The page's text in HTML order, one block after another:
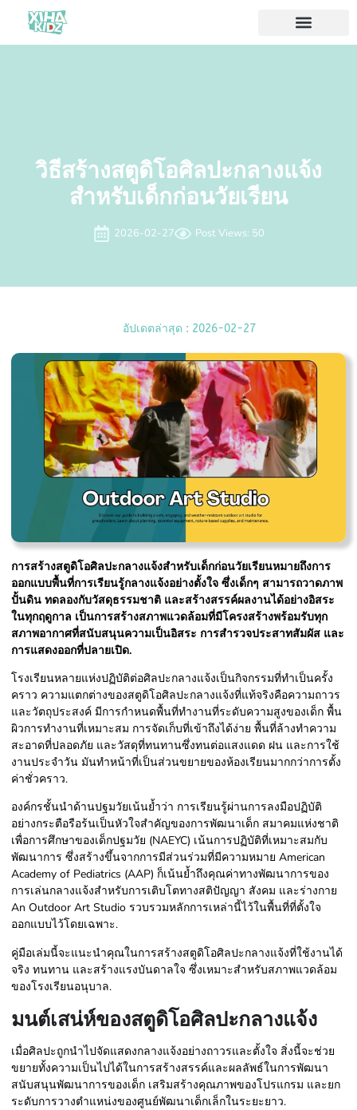
วิธีสร้างสตูดิโอศิลปะกลางแจ้ง
สำหรับเด็กก่อนวัยเรียน
2026-02-27 Post Views: 50
อัปเดตล่าสุด : 2026-02-27
การสร้างสตูดิโอศิลปะกลางแจ้งสำหรับเด็กก่อนวัยเรียนหมายถึงการ
ออกแบบพื้นที่การเรียนรู้กลางแจ้งอย่างตั้งใจ ซึ่งเด็กๆ สามารถวาดภาพ
ปั้นดิน ทดลองกับวัสดุธรรมชาติ และสร้างสรรค์ผลงานได้อย่างอิสระ
ในทุกฤดูกาล เป็นการสร้างสภาพแวดล้อมที่มีโครงสร้างพร้อมรับทุก
สภาพอากาศที่สนับสนุนความเป็นอิสระ การสำรวจประสาทสัมผัส และ
การแสดงออกที่ปลายเปิด.
โรงเรียนหลายแห่งปฏิบัติต่อศิลปะกลางแจ้งเป็นกิจกรรมที่ทำเป็นครั้ง
คราว ความแตกต่างของสตูดิโอศิลปะกลางแจ้งที่แท้จริงคือความถาวร
และวัตถุประสงค์ มีการกำหนดพื้นที่ทำงานที่ระดับความสูงของเด็ก พื้น
ผิวการทำงานที่เหมาะสม การจัดเก็บที่เข้าถึงได้ง่าย พื้นที่ล้างทำความ
สะอาดที่ปลอดภัย และวัสดุที่ทนทานซึ่งทนต่อแสงแดด ฝน และการใช้
งานประจำวัน มันทำหน้าที่เป็นส่วนขยายของห้องเรียนมากกว่าการตั้ง
ค่าชั่วคราว.
องค์กรชั้นนำด้านปฐมวัยเน้นย้ำว่า การเรียนรู้ผ่านการลงมือปฏิบัติ
อย่างกระตือรือร้นเป็นหัวใจสำคัญของการพัฒนาเด็ก สมาคมแห่งชาติ
เพื่อการศึกษาของเด็กปฐมวัย (NAEYC) เน้นการปฏิบัติที่เหมาะสมกับ
พัฒนาการ ซึ่งสร้างขึ้นจากการมีส่วนร่วมที่มีความหมาย American
Academy of Pediatrics (AAP) ก็เน้นย้ำถึงคุณค่าทางพัฒนาการของ
การเล่นกลางแจ้งสำหรับการเติบโตทางสติปัญญา สังคม และร่างกาย
An Outdoor Art Studio รวบรวมหลักการเหล่านี้ไว้ในพื้นที่ที่ตั้งใจ
ออกแบบไว้โดยเฉพาะ.
คู่มือเล่มนี้จะแนะนำคุณในการสร้างสตูดิโอศิลปะกลางแจ้งที่ใช้งานได้
จริง ทนทาน และสร้างแรงบันดาลใจ ซึ่งเหมาะสำหรับสภาพแวดล้อม
ของโรงเรียนอนุบาล.
มนต์เสน่ห์ของสตูดิโอศิลปะกลางแจ้ง
เมื่อศิลปะถูกนำไปจัดแสดงกลางแจ้งอย่างถาวรและตั้งใจ สิ่งนี้จะช่วย
ขยายทั้งความเป็นไปได้ในการสร้างสรรค์และผลลัพธ์ในการพัฒนา
สนับสนุนพัฒนาการของเด็ก เสริมสร้างคุณภาพของโปรแกรม และยก
ระดับการวางตำแหน่งของศูนย์พัฒนาเด็กเล็กในระยะยาว.